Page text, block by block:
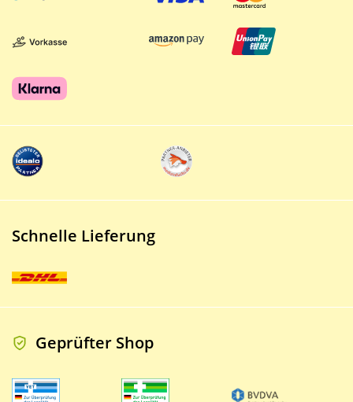
Schnelle Lieferung
Geprüfter Shop